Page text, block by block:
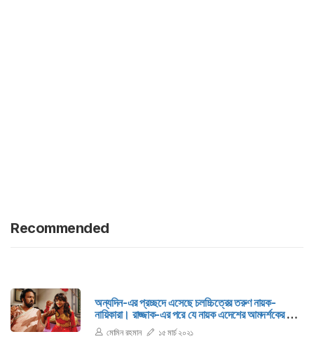
Recommended
অন্যদিন-এর প্রচ্ছদে এসেছে চলচ্চিত্রের তরুণ নায়ক-
নায়িকারা। রাজ্জাক-এর পরে যে নায়ক এদেশের আমদর্শকের মাঝে
ক্রেজ সৃষ্টি করেছিলেন তিনি সালমান শাহ। তার আকস্মিক
মৃত্যুতে অন্যদিন-এ ঠাঁই পায় প্রচ্ছদ রচনা—‘এ কি করলে তুমি
মোমিন রহমান ১৫ মার্চ ২০২১